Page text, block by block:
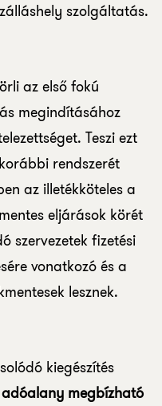
szolgáltatás.
az első fokú
megindításához
Teszi ezt
rendszerét
az illetékköteles a
eljárások körét
szervezetek fizetési
vonatkozó és a
lesznek.
kiegészítés
megbízható